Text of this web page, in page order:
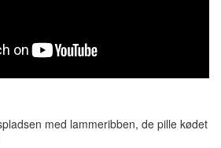
med lammeribben, de pille kødet